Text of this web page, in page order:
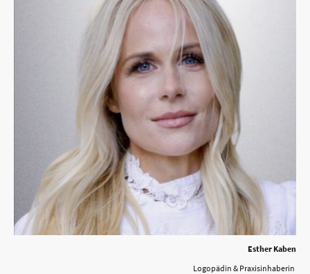
Esther Kaben
Logopädin & Praxisinhaberin